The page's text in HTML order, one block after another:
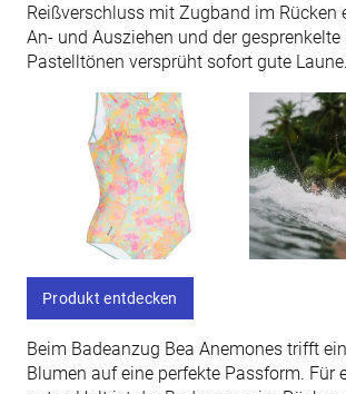
Reißverschluss mit Zugband im Rücken
An- und Ausziehen und der gesprenkelte
Pastelltönen versprüht sofort gute Laune.
Produkt entdecken
Beim Badeanzug Bea Anemones trifft
Blumen auf eine perfekte Passform. Für